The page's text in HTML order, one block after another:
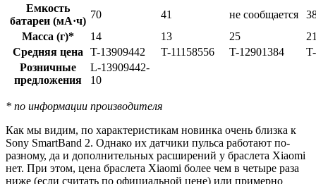
Емкость
батареи (мА·ч)
70 41 не сообщается
Масса (г)*
14 13 25
Средняя цена
T-13909442 T-11158556 T-12901384
Розничные
предложения
L-13909442-
10
* по информации производителя
Как мы видим, по характеристикам новинка очень близка к
Sony SmartBand 2. Однако их датчики пульса работают по-
разному, да и дополнительных расширений у браслета Xiaomi
нет. При этом, цена браслета Xiaomi более чем в четыре раза
ниже (если считать по официальной цене) или примерно